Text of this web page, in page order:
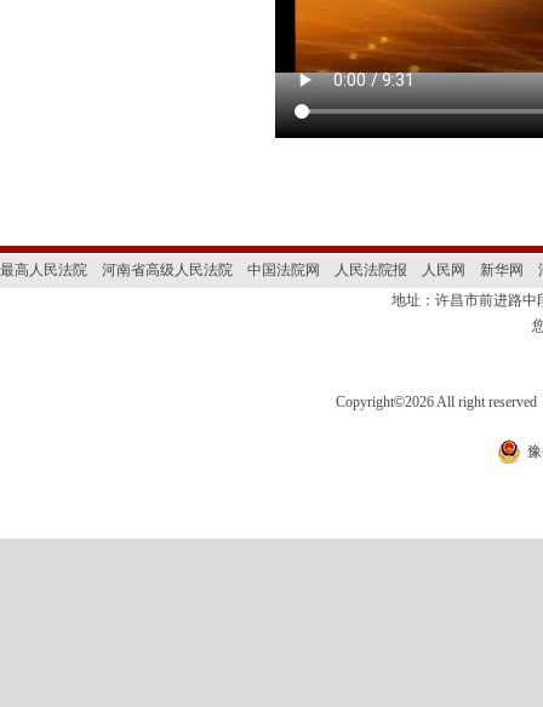
最高人民法院 河南省高级人民法院 中国法院网 人民法院报 人民网 新华网
地址：许昌市前进路
Copyright©2026 All right